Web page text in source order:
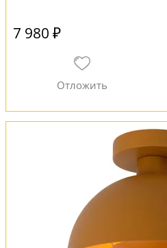
7 980 ₽